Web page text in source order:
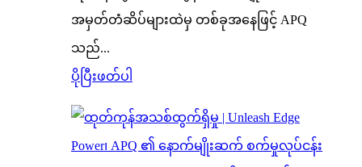
အမှတ်တံဆိပ်များထဲမှ တစ်ခုအနေဖြင့် APQ
သည်...
ပိုပြီးဖတ်ပါ